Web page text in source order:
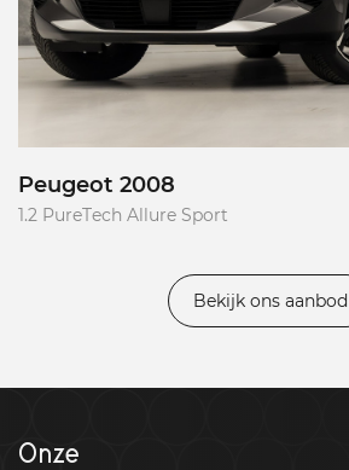
Peugeot 2008
1.2 PureTech Allure Sport
Bekijk ons aanbod
Onze